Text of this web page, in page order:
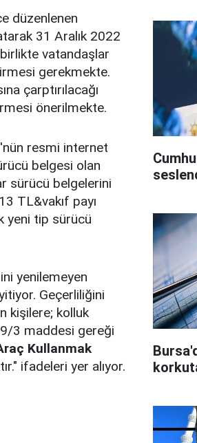
düzenlenen
31 Aralık 2022
vatandaşlar
gerekmekte.
çarptırılacağı
önerilmekte.
resmi internet
belgesi olan
sürücü belgelerini
TL&vakıf payı
yeni tip sürücü
yenilemeyen
Geçerliliğini
kişilere; kolluk
3 maddesi gereği
Kullanmak
ifadeleri yer alıyor.